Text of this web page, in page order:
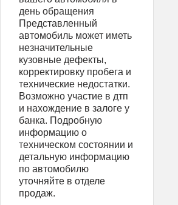
день обращения
Представленный
автомобиль может иметь
незначительные
кузовные дефекты,
корректировку пробега и
технические недостатки.
Возможно участие в дтп
и нахождение в залоге у
банка. Подробную
информацию о
техническом состоянии и
детальную информацию
по автомобилю
уточняйте в отделе
продаж.